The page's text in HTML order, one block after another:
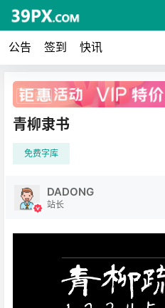
公告 签到 快讯
广告
青柳隶书
免费字库
DADONG
站长